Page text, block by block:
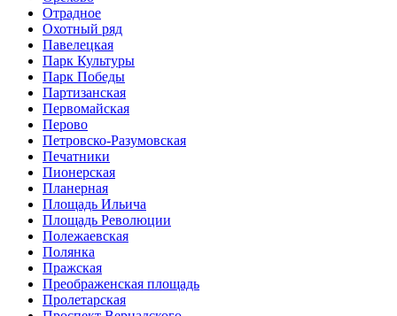
Отрадное
Охотный ряд
Павелецкая
Парк Культуры
Парк Победы
Партизанская
Первомайская
Перово
Петровско-Разумовская
Печатники
Пионерская
Планерная
Площадь Ильича
Площадь Революции
Полежаевская
Полянка
Пражская
Преображенская площадь
Пролетарская